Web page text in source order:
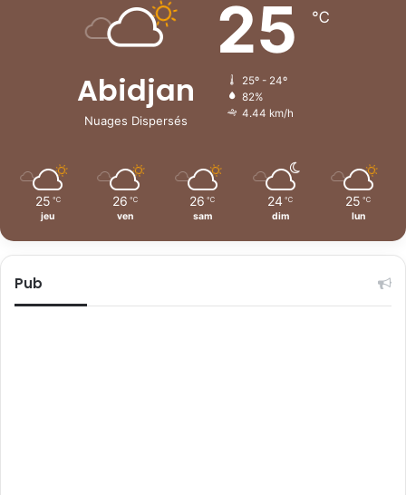
Abidjan
Nuages Dispersés
25 ℃
25º - 24º
82%
4.44 km/h
25 ℃
jeu
26 ℃
ven
26 ℃
sam
24 ℃
dim
25 ℃
lun
Pub